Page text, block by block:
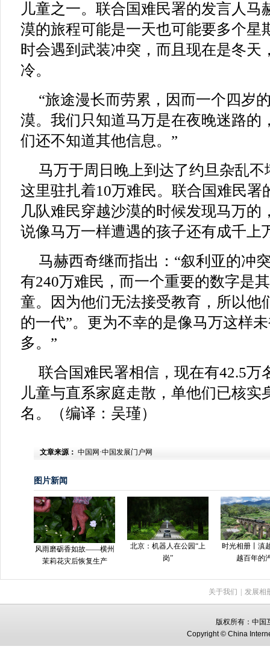
儿童之一。联合国难民署的发言人马
漠的旅程可能是一天也可能要多个星
时会遇到武装冲突，而且现在是冬天
冷。
“旅途漫长而劳累，因而一个四岁
漠。我们只知道马万是在夜晚迷路的
们还不知道其他信息。”
马万于周日晚上到达了约旦杂乱
这里驻扎着10万难民。联合国难民署
几队难民穿越沙漠的时候发现马万的
说像马万一样遭遇的孩子还有成千上
马赫西奇继而指出：“叙利亚的冲
有240万难民，而一个重要的数字是
童。因为他们无法接受教育，所以他
的一代”。更为不幸的是像马万这样
多。”
联合国难民署相信，现在有42.5万
儿童与直系家庭走散，单他们已核实
名。（编译：吴瑾）
文章来源： 中国网·中国发展门户网